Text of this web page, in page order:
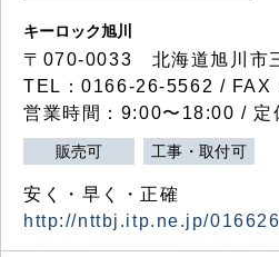
キーロック旭川
〒070-0033 北海道旭川市
TEL：0166-26-5562 / FAX
営業時間：9:00〜18:00 / 定
販売可 工事・取付可
安く・早く・正確
http://nttbj.itp.ne.jp/